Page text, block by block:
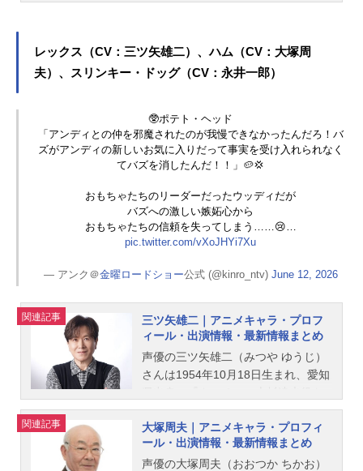
レックス（CV：三ツ矢雄二）、ハム（CV：大塚周
夫）、スリンキー・ドッグ（CV：永井一郎）
🥸ポテト・ヘッド
「アンディとの仲を邪魔されたのが我慢できなかったんだろ！バ
ズがアンディの新しいお気に入りだって事実を受け入れられなく
てバズを消したんだ！！」🥔💢
おもちゃたちのリーダーだったウッディだが
バズへの激しい嫉妬心から
おもちゃたちの信頼を失ってしまう……😢…
pic.twitter.com/vXoJHYi7Xu
— アンク＠金曜ロードショー公式 (@kinro_ntv) June 12, 2026
関連記事
三ツ矢雄二｜アニメキャラ・プロフ
ィール・出演情報・最新情報まとめ
声優の三ツ矢雄二（みつや ゆうじ）
さんは1954年10月18日生まれ、愛知
はじめ、『ドラゴンボール』の界王
神役など、人気作品のキャラクター
を多く演じています。こちらでは、
三ツ矢雄二さんのオススメ記事をご
関連記事
大塚周夫｜アニメキャラ・プロフィ
ール・出演情報・最新情報まとめ
声優の大塚周夫（おおつか ちかお）